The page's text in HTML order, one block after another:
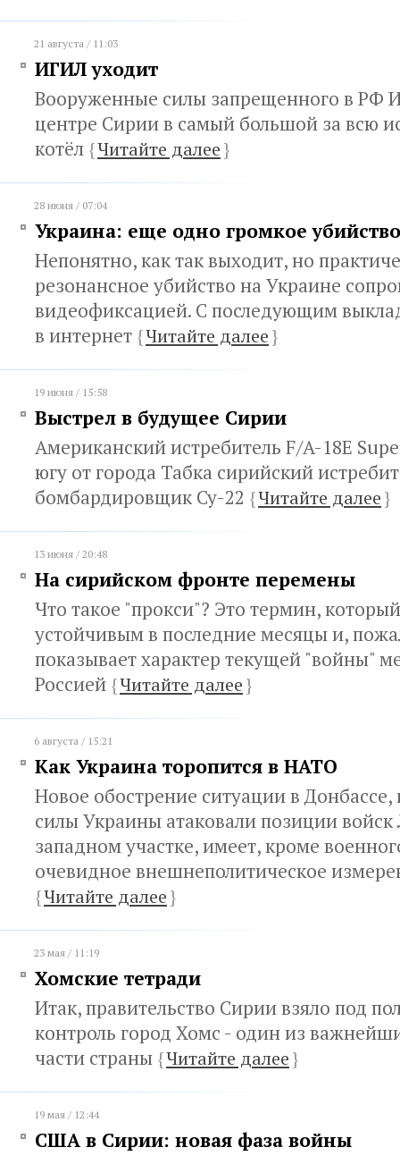
21 августа / 11:03
ИГИЛ уходит
Вооруженные силы запрещенного в РФ
центре Сирии в самый большой за всю
котёл {Читайте далее}
28 июня / 07:04
Украина: еще одно громкое убийство
Непонятно, как так выходит, но
резонансное убийство на Украине
видеофиксацией. С последующим
в интернет {Читайте далее}
19 июня / 15:58
Выстрел в будущее Сирии
Американский истребитель F/A-18E
югу от города Табка сирийский
бомбардировщик Су-22 {Читайте далее}
13 июня / 20:48
На сирийском фронте перемены
Что такое "прокси"? Это термин,
устойчивым в последние месяцы и,
показывает характер текущей "войны"
Россией {Читайте далее}
6 августа / 15:21
Как Украина торопится в НАТО
Новое обострение ситуации в
силы Украины атаковали позиции
западном участке, имеет, кроме
очевидное внешнеполитическое
{Читайте далее}
23 мая / 11:19
Хомские тетради
Итак, правительство Сирии взяло под
контроль город Хомс - один из
части страны {Читайте далее}
19 мая / 12:44
США в Сирии: новая фаза войны